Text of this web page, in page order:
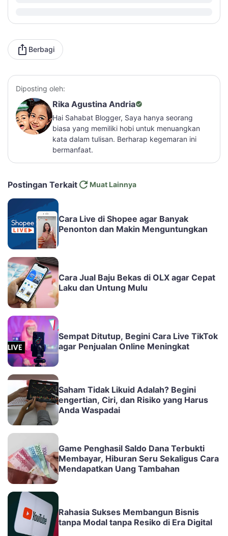
Berbagi
Diposting oleh:
Rika Agustina Andria
Hai Sahabat Blogger, Saya hanya seorang
biasa yang memiliki hobi untuk menuangkan
kata dalam tulisan. Berharap kegemaran ini
bermanfaat.
Postingan Terkait Muat Lainnya
Cara Live di Shopee agar Banyak
Penonton dan Makin Menguntungkan
Cara Jual Baju Bekas di OLX agar Cepat
Laku dan Untung Mulu
Sempat Ditutup, Begini Cara Live TikTok
agar Penjualan Online Meningkat
Saham Tidak Likuid Adalah? Begini
engertian, Ciri, dan Risiko yang Harus
Anda Waspadai
Game Penghasil Saldo Dana Terbukti
Membayar, Hiburan Seru Sekaligus Cara
Mendapatkan Uang Tambahan
Rahasia Sukses Membangun Bisnis
tanpa Modal tanpa Resiko di Era Digital